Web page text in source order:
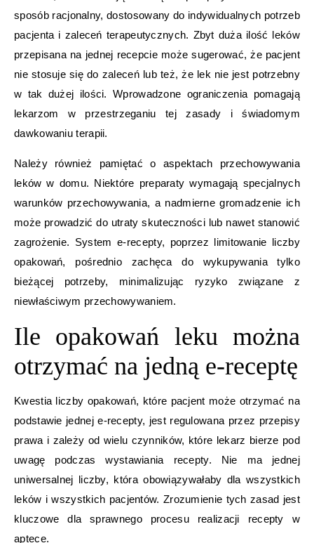
sposób racjonalny, dostosowany do indywidualnych potrzeb
pacjenta i zaleceń terapeutycznych. Zbyt duża ilość leków
przepisana na jednej recepcie może sugerować, że pacjent
nie stosuje się do zaleceń lub też, że lek nie jest potrzebny
w tak dużej ilości. Wprowadzone ograniczenia pomagają
lekarzom w przestrzeganiu tej zasady i świadomym
dawkowaniu terapii.
Należy również pamiętać o aspektach przechowywania
leków w domu. Niektóre preparaty wymagają specjalnych
warunków przechowywania, a nadmierne gromadzenie ich
może prowadzić do utraty skuteczności lub nawet stanowić
zagrożenie. System e-recepty, poprzez limitowanie liczby
opakowań, pośrednio zachęca do wykupywania tylko
bieżącej potrzeby, minimalizując ryzyko związane z
niewłaściwym przechowywaniem.
Ile opakowań leku można
otrzymać na jedną e-receptę
Kwestia liczby opakowań, które pacjent może otrzymać na
podstawie jednej e-recepty, jest regulowana przez przepisy
prawa i zależy od wielu czynników, które lekarz bierze pod
uwagę podczas wystawiania recepty. Nie ma jednej
uniwersalnej liczby, która obowiązywałaby dla wszystkich
leków i wszystkich pacjentów. Zrozumienie tych zasad jest
kluczowe dla sprawnego procesu realizacji recepty w
aptece.